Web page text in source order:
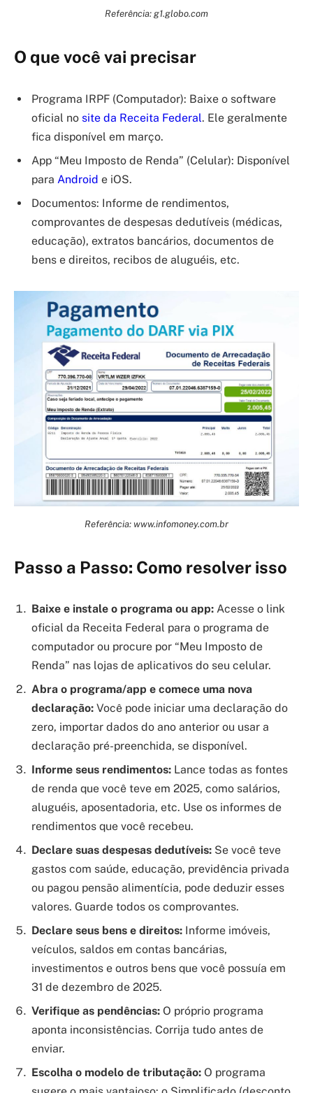
Referência: g1.globo.com
O que você vai precisar
Programa IRPF (Computador): Baixe o software
oficial no site da Receita Federal. Ele geralmente
fica disponível em março.
App “Meu Imposto de Renda” (Celular): Disponível
para Android e iOS.
Documentos: Informe de rendimentos,
comprovantes de despesas dedutíveis (médicas,
educação), extratos bancários, documentos de
bens e direitos, recibos de aluguéis, etc.
Referência: www.infomoney.com.br
Passo a Passo: Como resolver isso
Baixe e instale o programa ou app: Acesse o link
oficial da Receita Federal para o programa de
computador ou procure por “Meu Imposto de
Renda” nas lojas de aplicativos do seu celular.
Abra o programa/app e comece uma nova
declaração: Você pode iniciar uma declaração do
zero, importar dados do ano anterior ou usar a
declaração pré-preenchida, se disponível.
Informe seus rendimentos: Lance todas as fontes
de renda que você teve em 2025, como salários,
aluguéis, aposentadoria, etc. Use os informes de
rendimentos que você recebeu.
Declare suas despesas dedutíveis: Se você teve
gastos com saúde, educação, previdência privada
ou pagou pensão alimentícia, pode deduzir esses
valores. Guarde todos os comprovantes.
Declare seus bens e direitos: Informe imóveis,
veículos, saldos em contas bancárias,
investimentos e outros bens que você possuía em
31 de dezembro de 2025.
Verifique as pendências: O próprio programa
aponta inconsistências. Corrija tudo antes de
enviar.
Escolha o modelo de tributação: O programa